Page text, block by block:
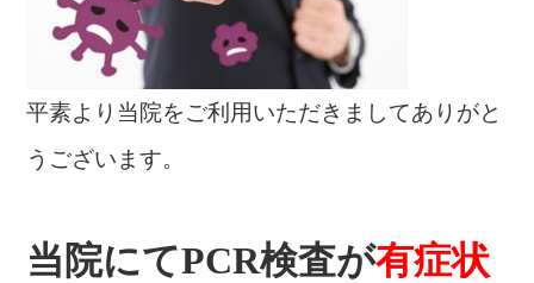
平素より当院をご利用いただきましてありがと
うございます。
当院にてPCR検査が有症状